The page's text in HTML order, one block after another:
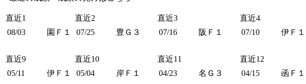
直近1 直近2 直近3 直近4
08/03
園Ｆ１ 07/25 豊Ｇ３ 07/16 阪Ｆ１ 07/10 伊Ｆ１
直近9 直近10 直近11 直近12
05/11
伊Ｆ１ 05/04 岸Ｆ１ 04/23 名Ｇ３ 04/15 函Ｆ１